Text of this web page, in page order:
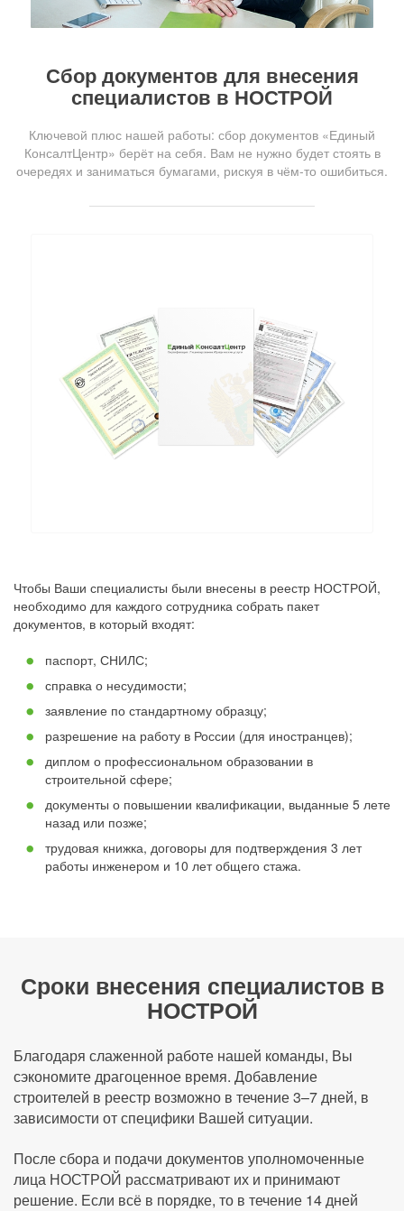
Сбор документов для внесения
специалистов в НОСТРОЙ
Ключевой плюс нашей работы: сбор документов «Единый
КонсалтЦентр» берёт на себя. Вам не нужно будет стоять в
очередях и заниматься бумагами, рискуя в чём-то ошибиться.
Чтобы Ваши специалисты были внесены в реестр НОСТРОЙ,
необходимо для каждого сотрудника собрать пакет
документов, в который входят:
паспорт, СНИЛС;
справка о несудимости;
заявление по стандартному образцу;
разрешение на работу в России (для иностранцев);
диплом о профессиональном образовании в
строительной сфере;
документы о повышении квалификации, выданные 5 лете
назад или позже;
трудовая книжка, договоры для подтверждения 3 лет
работы инженером и 10 лет общего стажа.
Сроки внесения специалистов в
НОСТРОЙ
Благодаря слаженной работе нашей команды, Вы
сэкономите драгоценное время. Добавление
строителей в реестр возможно в течение 3–7 дней, в
зависимости от специфики Вашей ситуации.
После сбора и подачи документов уполномоченные
лица НОСТРОЙ рассматривают их и принимают
решение. Если всё в порядке, то в течение 14 дней